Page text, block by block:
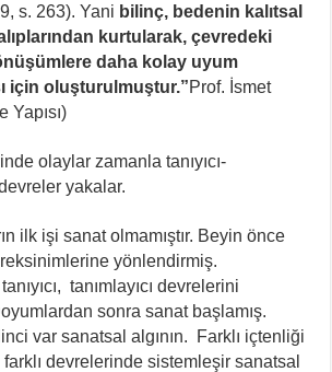
s. 263). Yani bilinç, bedenin kalıtsal
kurtularak, çevredeki
daha kolay uyum
için oluşturulmuştur.”Prof. İsmet
Yapısı)
olaylar zamanla tanıyıcı-
devreler yakalar.
ilk işi sanat olmamıştır. Beyin önce
yönlendirmiş.
tanımlayıcı devrelerini
sonra sanat başlamış.
var sanatsal algının. Farklı içtenliği
devrelerinde sistemleşir sanatsal